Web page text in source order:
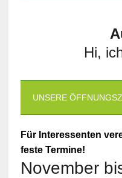
Hi,
UNSERE
Für Interessenten
feste Termine!
November